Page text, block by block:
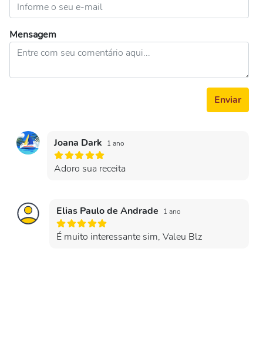
Mensagem
Enviar
Joana Dark 1 ano
Adoro sua receita
Elias Paulo de Andrade 1 ano
É muito interessante sim, Valeu Blz